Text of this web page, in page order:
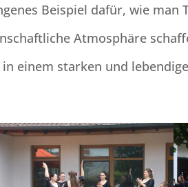
Beispiel dafür, wie man
Atmosphäre
einem starken und